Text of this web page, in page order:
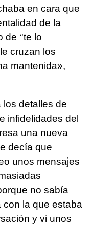
en cara que
de la
‘'te lo
cruzan los
mantenida»,
los detalles de
infidelidades del
una nueva
decía que
unos mensajes
no sabía
con la que estaba
y vi unos